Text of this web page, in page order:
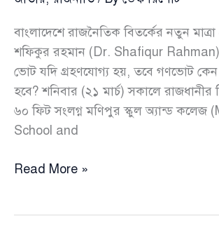
বাংলাদেশে রাজনৈতিক বিতর্কের নতুন
শফিকুর রহমান (Dr. Shafiqur Rahman)
ভোট যদি গ্রহণযোগ্য হয়, তবে গণভোট
হবে? শনিবার (২১ মার্চ) সকালে
৬০ ফিট সংলগ্ন মণিপুর স্কুল অ্যান্ড কলেজ
School and
ভয়াবহ
Read More »